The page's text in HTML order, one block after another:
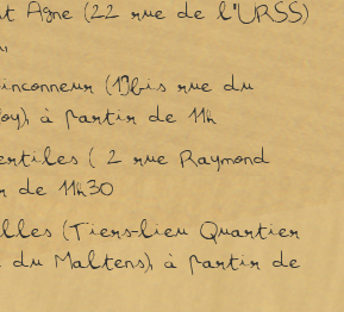
Agne (22 rue de l'URSS)
(19bis rue du
à partir de 11h
( 2 rue Raymond
11h30
(Tiers-lieu Quartier
du Maltens), à partir de